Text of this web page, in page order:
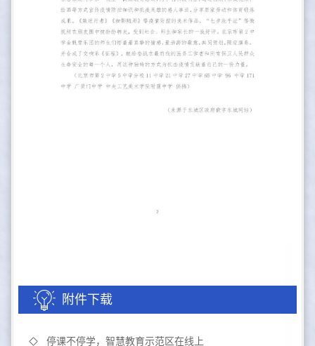
附件下载
停课不停学，智慧教育示范区在线上